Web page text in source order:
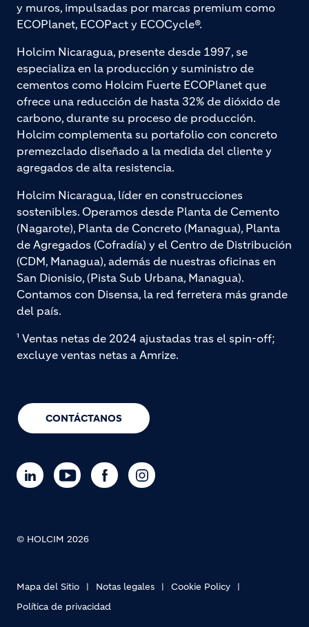
CONTÁCTANOS
y muros, impulsadas por marcas premium como
ECOPlanet, ECOPact y ECOCycle®.
Holcim Nicaragua, presente desde 1997, se
especializa en la producción y suministro de
cementos como Holcim Fuerte ECOPlanet que
ofrece una reducción de hasta 32% de dióxido de
carbono, durante su proceso de producción.
Holcim complementa su portafolio con concreto
premezclado diseñado a la medida del cliente y
agregados de alta resistencia.
Holcim Nicaragua, líder en construcciones
sostenibles. Operamos desde Planta de Cemento
(Nagarote), Planta de Concreto (Managua), Planta
de Agregados (Cofradía) y el Centro de Distribución
(CDM, Managua), además de nuestras oficinas en
San Dionisio, (Pista Sub Urbana, Managua).
Contamos con Disensa, la red ferretera más grande
del país.
¹ Ventas netas de 2024 ajustadas tras el spin-off;
excluye ventas netas a Amrize.
© HOLCIM 2026
Mapa del Sitio Notas legales
Cookie Policy
Política de privacidad